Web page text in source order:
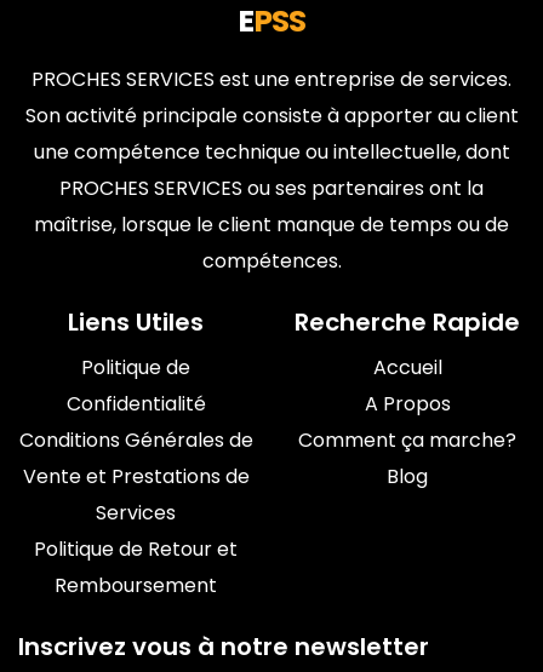
EPSS
PROCHES SERVICES est une entreprise de services.
Son activité principale consiste à apporter au client
une compétence technique ou intellectuelle, dont
PROCHES SERVICES ou ses partenaires ont la
maîtrise, lorsque le client manque de temps ou de
compétences.
Liens Utiles
Politique de
Confidentialité
Conditions Générales de
Vente et Prestations de
Services
Politique de Retour et
Remboursement
Recherche Rapide
Accueil
A Propos
Comment ça marche?
Blog
Inscrivez vous à notre newsletter